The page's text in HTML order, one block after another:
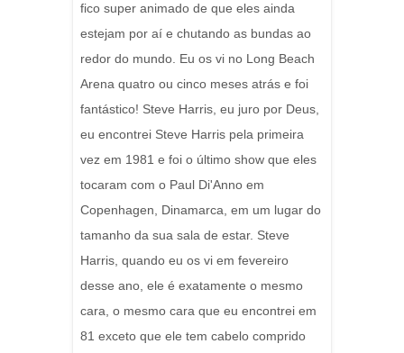
fico super animado de que eles ainda
estejam por aí e chutando as bundas ao
redor do mundo. Eu os vi no Long Beach
Arena quatro ou cinco meses atrás e foi
fantástico! Steve Harris, eu juro por Deus,
eu encontrei Steve Harris pela primeira
vez em 1981 e foi o último show que eles
tocaram com o Paul Di'Anno em
Copenhagen, Dinamarca, em um lugar do
tamanho da sua sala de estar. Steve
Harris, quando eu os vi em fevereiro
desse ano, ele é exatamente o mesmo
cara, o mesmo cara que eu encontrei em
81 exceto que ele tem cabelo comprido